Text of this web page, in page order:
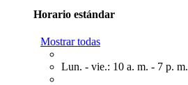
Horario estándar
Mostrar todas
Lun. - vie.: 10 a. m. - 7 p. m.